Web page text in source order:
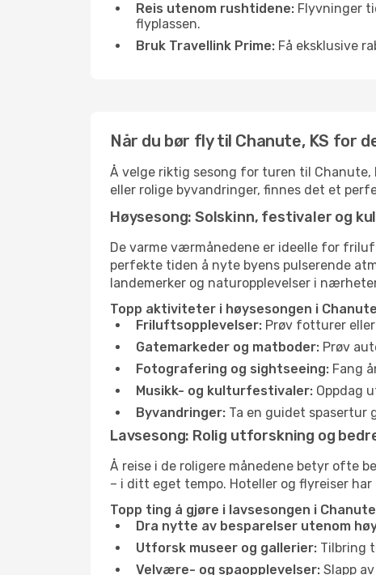
Reis utenom rushtidene: Flyvninger
flyplassen.
Bruk Travellink Prime: Få eksklusive
Når du bør fly til Chanute, KS for
Å velge riktig sesong for turen til
eller rolige byvandringer, finnes det et
Høysesong: Solskinn, festivaler og
De varme værmånedene er ideelle for
perfekte tiden å nyte byens pulserende
landemerker og naturopplevelser i
Topp aktiviteter i høysesongen i
Friluftsopplevelser: Prøv fotturer
Gatemarkeder og matboder: Prøv
Fotografering og sightseeing: Fang
Musikk- og kulturfestivaler: Oppdag
Byvandringer: Ta en guidet spasertur
Lavsesong: Rolig utforskning og
Å reise i de roligere månedene betyr ofte
– i ditt eget tempo. Hoteller og flyreiser
Topp ting å gjøre i lavsesongen i
Dra nytte av besparelser utenom
Utforsk museer og gallerier: Tilbring
Velvære- og spaopplevelser: Slapp